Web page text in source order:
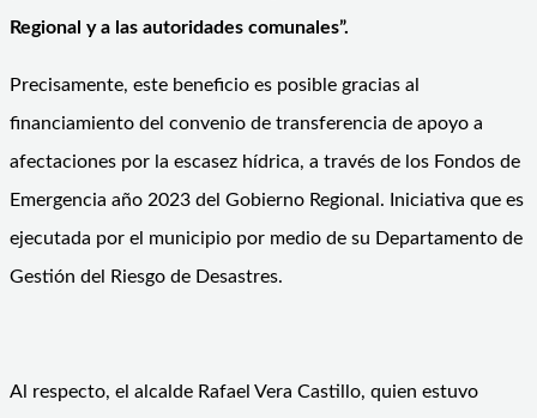
Regional y a las autoridades comunales”.
Precisamente, este beneficio es posible gracias al
financiamiento del convenio de transferencia de apoyo a
afectaciones por la escasez hídrica, a través de los Fondos de
Emergencia año 2023 del Gobierno Regional. Iniciativa que es
ejecutada por el municipio por medio de su Departamento de
Gestión del Riesgo de Desastres.
Al respecto, el alcalde Rafael Vera Castillo, quien estuvo